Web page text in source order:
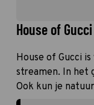
House of
House of Gucci
streamen. In het
Ook kun je